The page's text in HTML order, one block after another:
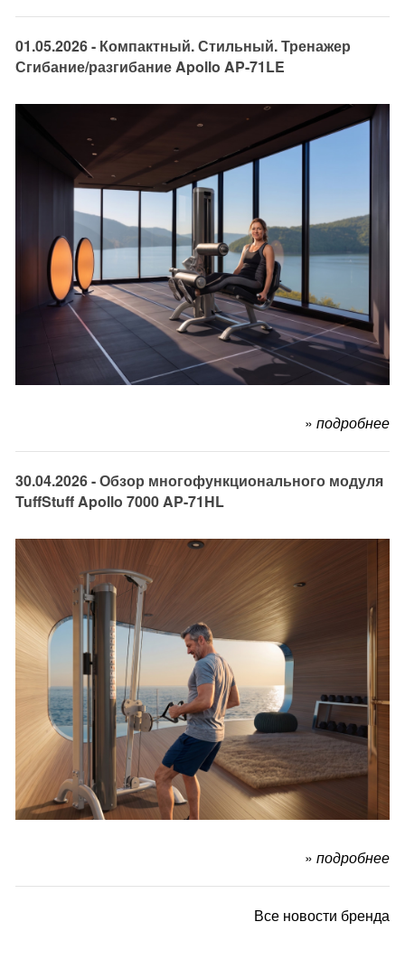
01.05.2026 - Компактный. Стильный. Тренажер
Сгибание/разгибание Apollo AP-71LE
» подробнее
30.04.2026 - Обзор многофункционального модуля
TuffStuff Apollo 7000 AP-71HL
» подробнее
Все новости бренда